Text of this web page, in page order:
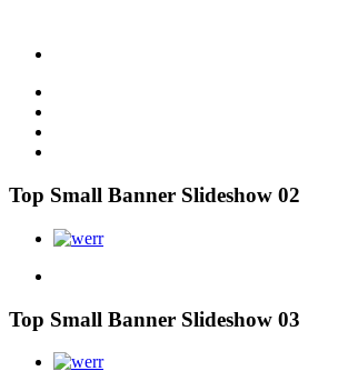
Top Small Banner Slideshow 02
Top Small Banner Slideshow 03